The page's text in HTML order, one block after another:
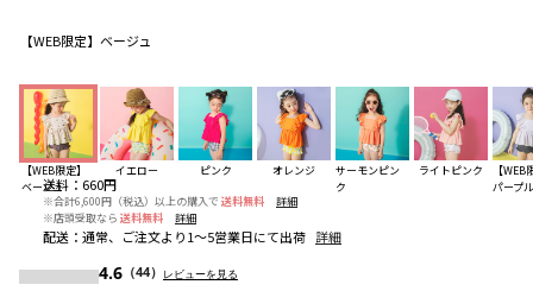
【WEB限定】ベージュ
【WEB限定】
ベージュ
イエロー ピンク オレンジ
サーモンピン
ク
ライトピンク
【WEB
パープル
送料 ： 660円
※合計6,600円（税込）以上の購入で 送料無料
詳細
※店頭受取なら 送料無料 詳細
配送 ： 通常、ご注文より1～5営業日にて出荷 詳細
4.6 （44） レビューを見る